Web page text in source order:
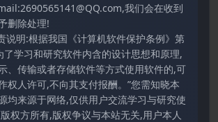
我们会在收到
删除处理!
说明:根据我国《计算机软件保护条例》第
了学习和研究软件内含的设计思想和原理,
、传输或者存储软件等方式使用软件的,可
权人许可,不向其支付报酬。”您需知晓本
均来源于网络,仅供用户交流学习与研究使
权方所有,版权争议与本站无关,用户本人